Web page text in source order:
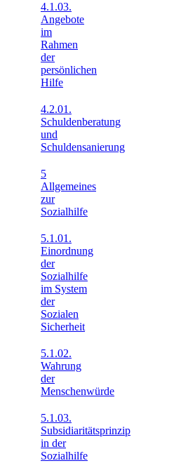
4.1.03.
Angebote
im
Rahmen
der
persönlichen
Hilfe
4.2.01.
Schuldenberatung
und
Schuldensanierung
5
Allgemeines
zur
Sozialhilfe
5.1.01.
Einordnung
der
Sozialhilfe
im System
der
Sozialen
Sicherheit
5.1.02.
Wahrung
der
Menschenwürde
5.1.03.
Subsidiaritätsprinzip
in der
Sozialhilfe